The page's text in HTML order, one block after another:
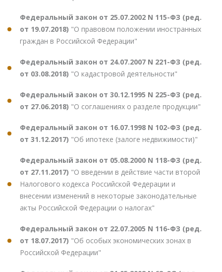
Федеральный закон от 25.07.2002 N 115-ФЗ (ред.
от 19.07.2018) "О правовом положении иностранных
граждан в Российской Федерации"
Федеральный закон от 24.07.2007 N 221-ФЗ (ред.
от 03.08.2018) "О кадастровой деятельности"
Федеральный закон от 30.12.1995 N 225-ФЗ (ред.
от 27.06.2018) "О соглашениях о разделе продукции"
Федеральный закон от 16.07.1998 N 102-ФЗ (ред.
от 31.12.2017) "Об ипотеке (залоге недвижимости)"
Федеральный закон от 05.08.2000 N 118-ФЗ (ред.
от 27.11.2017) "О введении в действие части второй
Налогового кодекса Российской Федерации и
внесении изменений в некоторые законодательные
акты Российской Федерации о налогах"
Федеральный закон от 22.07.2005 N 116-ФЗ (ред.
от 18.07.2017) "Об особых экономических зонах в
Российской Федерации"